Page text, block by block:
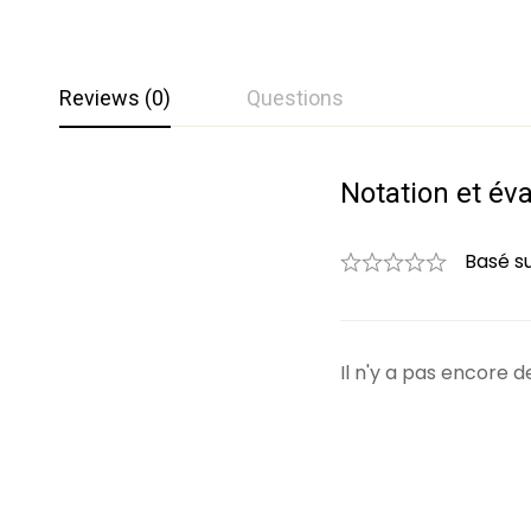
Reviews (0) Questions
Notation et
Basé
Il n'y a pas encore
Questions et
0Question
Aucune question